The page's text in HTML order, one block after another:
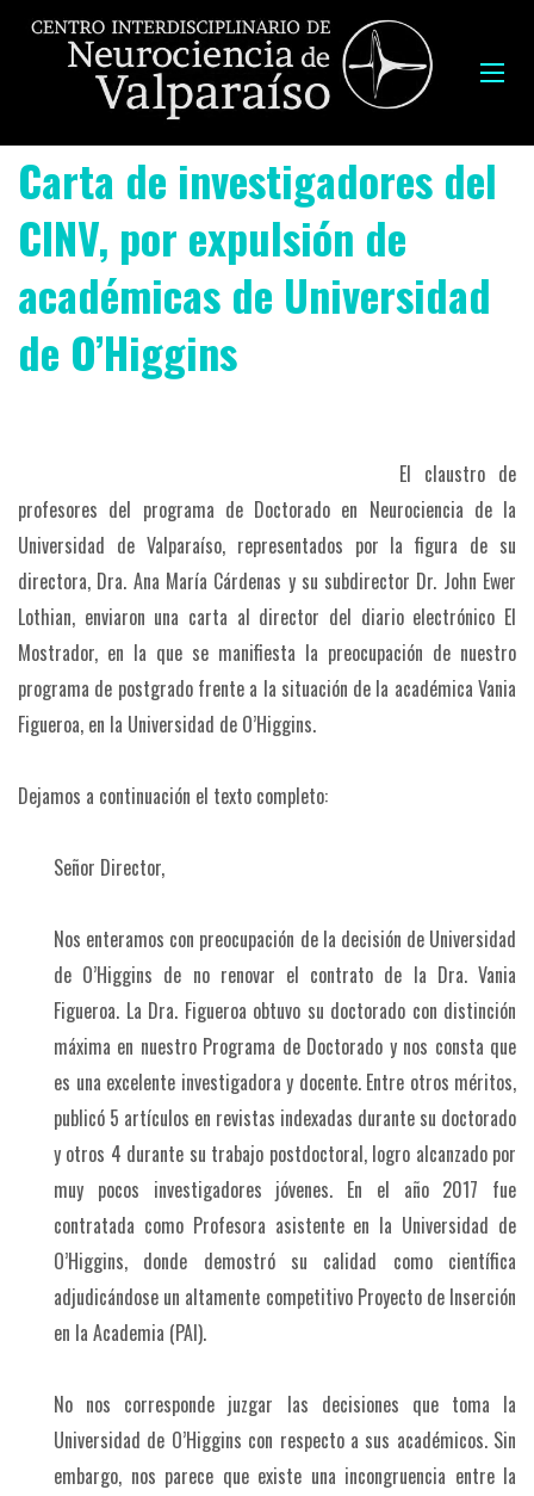
Carta de investigadores del
CINV, por expulsión de
académicas de Universidad
de O’Higgins
El claustro de
profesores del programa de Doctorado en Neurociencia de la
Universidad de Valparaíso, representados por la figura de su
directora, Dra. Ana María Cárdenas y su subdirector Dr. John Ewer
Lothian, enviaron una carta al director del diario electrónico El
Mostrador, en la que se manifiesta la preocupación de nuestro
programa de postgrado frente a la situación de la académica Vania
Figueroa, en la Universidad de O’Higgins.
Dejamos a continuación el texto completo:
Señor Director,
Nos enteramos con preocupación de la decisión de Universidad
de O’Higgins de no renovar el contrato de la Dra. Vania
Figueroa. La Dra. Figueroa obtuvo su doctorado con distinción
máxima en nuestro Programa de Doctorado y nos consta que
es una excelente investigadora y docente. Entre otros méritos,
publicó 5 artículos en revistas indexadas durante su doctorado
y otros 4 durante su trabajo postdoctoral, logro alcanzado por
muy pocos investigadores jóvenes. En el año 2017 fue
contratada como Profesora asistente en la Universidad de
O’Higgins, donde demostró su calidad como científica
adjudicándose un altamente competitivo Proyecto de Inserción
en la Academia (PAI).
No nos corresponde juzgar las decisiones que toma la
Universidad de O’Higgins con respecto a sus académicos. Sin
embargo, nos parece que existe una incongruencia entre la